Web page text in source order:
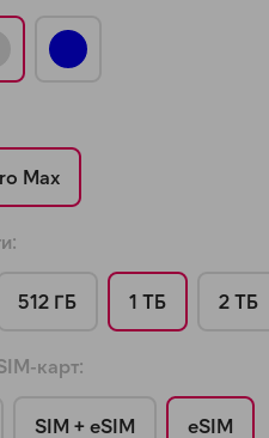
Max
512 ГБ 1 ТБ 2 ТБ
карт:
SIM + eSIM eSIM
в корзину
банка